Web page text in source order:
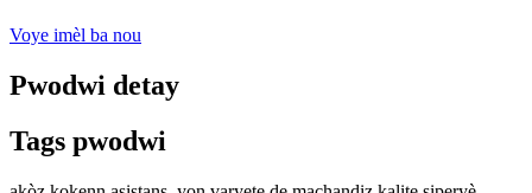
Voye imèl ba nou
Pwodwi detay
Tags pwodwi